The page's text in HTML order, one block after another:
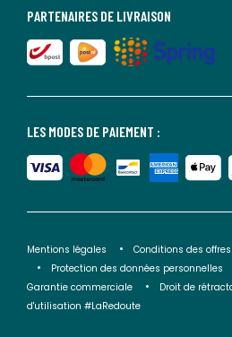
LES MODES DE PAIEMENT :
PARTENAIRES DE LIVRAISON
Mentions légales Conditions des offres
Protection des données personnelles
Garantie commerciale
Droit de
d'utilisation #LaRedoute